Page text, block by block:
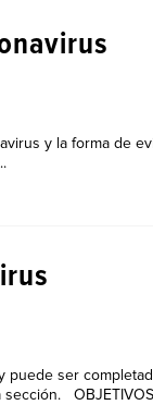
y la forma de
puede ser